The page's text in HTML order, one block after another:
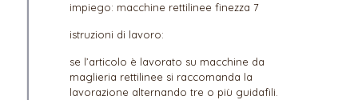
impiego: macchine rettilinee finezza 7
istruzioni di lavoro:
se l’articolo è lavorato su macchine da
maglieria rettilinee si raccomanda la
lavorazione alternando tre o più guidafili.